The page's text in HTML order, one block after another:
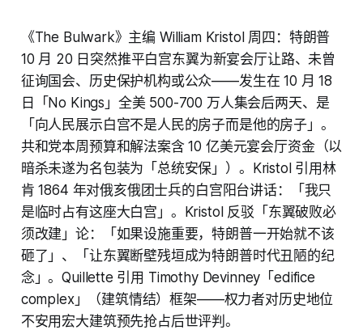
《The Bulwark》主编 William Kristol 周四：特朗普
10 月 20 日突然推平白宫东翼为新宴会厅让路、未曾
征询国会、历史保护机构或公众——发生在 10 月 18
日「No Kings」全美 500-700 万人集会后两天、是
「向人民展示白宫不是人民的房子而是他的房子」。
共和党本周预算和解法案含 10 亿美元宴会厅资金（以
暗杀未遂为名包装为「总统安保」）。Kristol 引用林
肯 1864 年对俄亥俄团士兵的白宫阳台讲话：「我只
是临时占有这座大白宫」。Kristol 反驳「东翼破败必
须改建」论：「如果设施重要，特朗普一开始就不该
砸了」、「让东翼断壁残垣成为特朗普时代丑陋的纪
念」。Quillette 引用 Timothy Devinney「edifice
complex」（建筑情结）框架——权力者对历史地位
不安用宏大建筑预先抢占后世评判。